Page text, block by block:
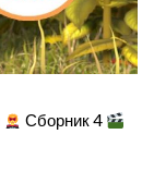
Сборник 4